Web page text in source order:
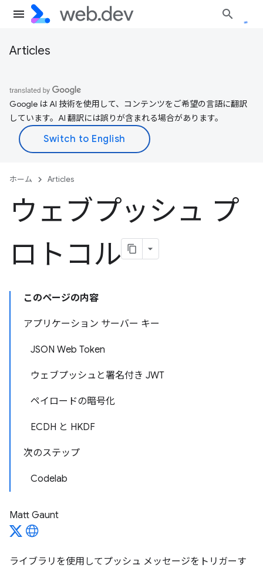
Articles
Google は AI 技術を使用して、コンテンツをご希望の言語に翻訳
しています。AI 翻訳には誤りが含まれる場合があります。
ホーム Articles
ウェブプッシュ プ
ロトコル
このページの内容
アプリケーション サーバー キー
JSON Web Token
ウェブプッシュと署名付き JWT
ペイロードの暗号化
ECDH と HKDF
次のステップ
Codelab
Matt Gaunt
ライブラリを使用してプッシュ メッセージをトリガーす